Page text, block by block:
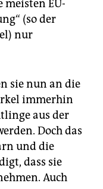
meisten EU-
(so der
nur
sie nun an die
immerhin
aus der
Doch das
und die
dass sie
Auch